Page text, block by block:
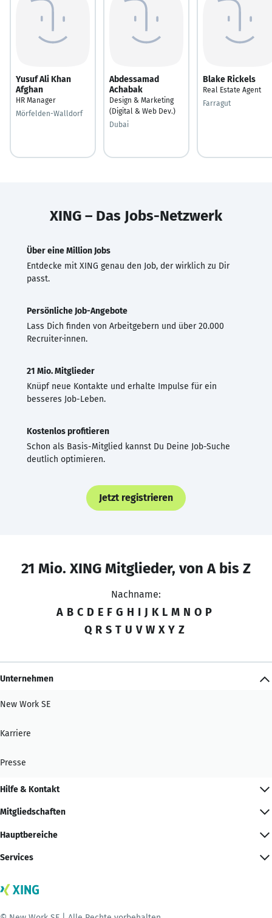
Yusuf Ali Khan
Afghan
HR Manager
Mörfelden-Walldorf
Abdessamad
Achabak
Design & Marketing
(Digital & Web Dev.)
Dubai
Blake Rickels
Real Estate Agent
Farragut
XING – Das Jobs-Netzwerk
Über eine Million Jobs
Entdecke mit XING genau den Job, der wirklich zu Dir
passt.
Persönliche Job-Angebote
Lass Dich finden von Arbeitgebern und über 20.000
Recruiter·innen.
21 Mio. Mitglieder
Knüpf neue Kontakte und erhalte Impulse für ein
besseres Job-Leben.
Kostenlos profitieren
Schon als Basis-Mitglied kannst Du Deine Job-Suche
deutlich optimieren.
Jetzt registrieren
21 Mio. XING Mitglieder, von A bis Z
Nachname:
A B C D E F G H I J K L M N O P
Q R S T U V W X Y Z
Unternehmen
New Work SE
Karriere
Presse
Hilfe & Kontakt
Mitgliedschaften
Hauptbereiche
Services